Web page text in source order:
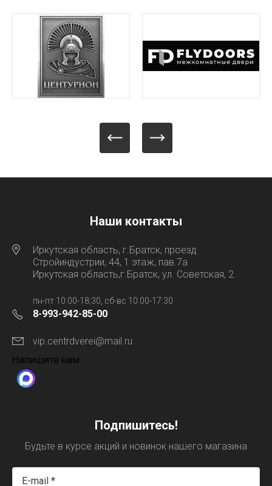
Наши контакты
Иркутская область, г.Братск, проезд
Стройиндустрии, 44, 1 этаж, пав.7а
Иркутская область,г.Братск, ул. Советская, 2.
пн-пт 10:00-18:30, сб-вс 10:00-17:30
8-993-942-85-00
vip.centrdverei@mail.ru
Напишите нам
Подпишитесь!
Будьте в курсе акций и новинок нашего магазина